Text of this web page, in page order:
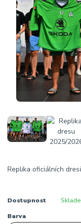
Replika oficiálních
Dostupnost
Barva